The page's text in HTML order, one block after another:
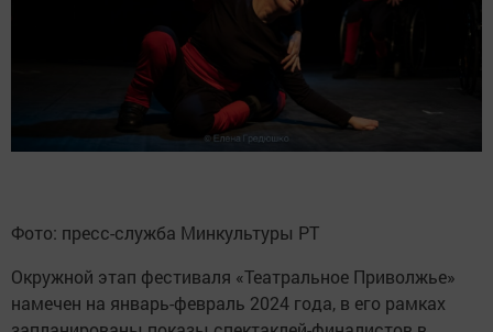
Фото: пресс-служба Минкультуры РТ
Окружной этап фестиваля «Театральное Приволжье»
намечен на январь-февраль 2024 года, в его рамках